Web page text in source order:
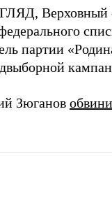
Верховный
партии
Зюганов